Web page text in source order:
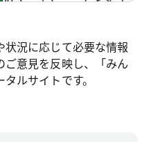
況に応じて必要な情報
意見を反映し、「みん
ルサイトです。